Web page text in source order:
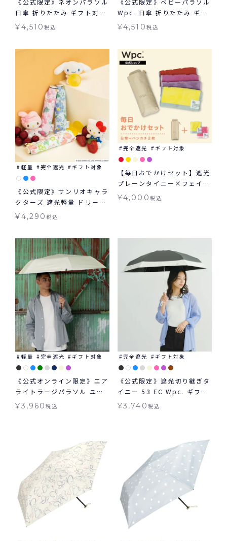
《公式限定》ネオンパラソル
日傘 折りたたみ ギフト対象
晴雨兼用 Wpc.
¥4,510税込
《公式限定》ベビーパラソル
Wpc. 日傘 折りたたみ ギフ
ト対象 晴雨兼用
¥4,510 税込
軽量 完全遮光 ギフト対象
《公式限定》サンリオキャラ
クターズ 遮光軽量 ドリーミ
ング ミニ 日傘 折りたたみ
¥4,290税込
完全遮光 ギフト対象
【毎日おでかけセット】遮光
プレーンタイニー×フェイバ
リットカラー タイニーハン
¥4,000 税込
軽量 完全遮光 ギフト対象
《公式オンライン限定》エア
ライトラージパラソル ユニ
セックス Wpc. ギフト対象
¥3,960税込
完全遮光 ギフト対象
《公式限定》遮光切り継ぎタ
イニー 53 EC Wpc. ギフト
対象 日傘 折りたたみ 切り継
¥3,740 税込